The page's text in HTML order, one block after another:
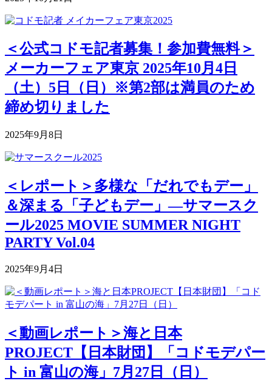
＜公式コドモ記者募集！参加費無料＞
メーカーフェア東京 2025年10月4日
（土）5日（日）※第2部は満員のため
締め切りました
2025年9月8日
＜レポート＞多様な「だれでもデー」
＆深まる「子どもデー」―サマースク
ール2025 MOVIE SUMMER NIGHT
PARTY Vol.04
2025年9月4日
＜動画レポート＞海と日本
PROJECT【日本財団】「コドモデパー
ト in 富山の海」7月27日（日）